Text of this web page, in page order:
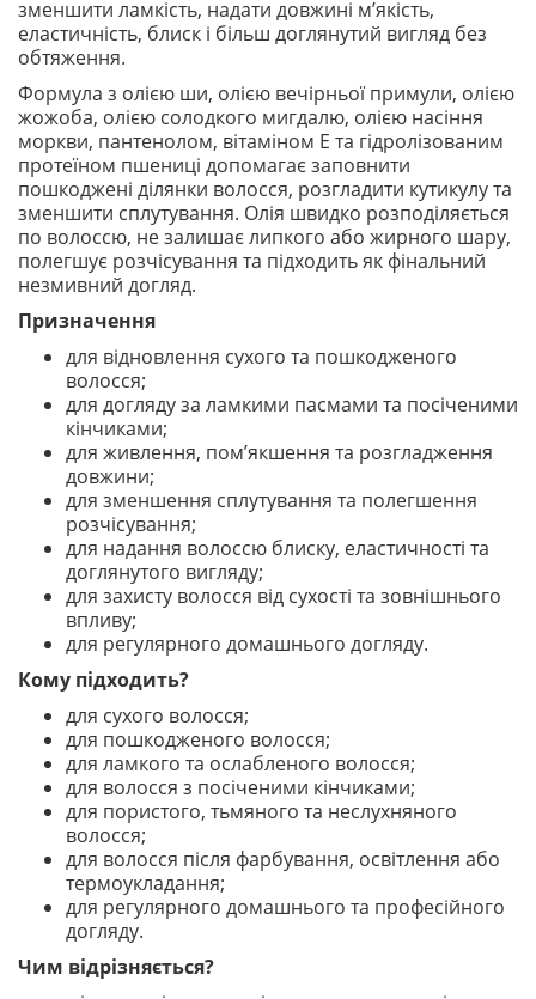
зменшити ламкість, надати довжині м’якість,
еластичність, блиск і більш доглянутий вигляд без
обтяження.
Формула з олією ши, олією вечірньої примули, олією
жожоба, олією солодкого мигдалю, олією насіння
моркви, пантенолом, вітаміном E та гідролізованим
протеїном пшениці допомагає заповнити
пошкоджені ділянки волосся, розгладити кутикулу та
зменшити сплутування. Олія швидко розподіляється
по волоссю, не залишає липкого або жирного шару,
полегшує розчісування та підходить як фінальний
незмивний догляд.
Призначення
для відновлення сухого та пошкодженого
волосся;
для догляду за ламкими пасмами та посіченими
кінчиками;
для живлення, пом’якшення та розгладження
довжини;
для зменшення сплутування та полегшення
розчісування;
для надання волоссю блиску, еластичності та
доглянутого вигляду;
для захисту волосся від сухості та зовнішнього
впливу;
для регулярного домашнього догляду.
Кому підходить?
для сухого волосся;
для пошкодженого волосся;
для ламкого та ослабленого волосся;
для волосся з посіченими кінчиками;
для пористого, тьмяного та неслухняного
волосся;
для волосся після фарбування, освітлення або
термоукладання;
для регулярного домашнього та професійного
догляду.
Чим відрізняється?